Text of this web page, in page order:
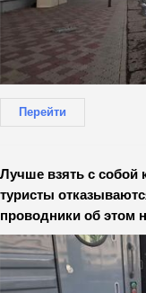
Перейти
Лучше взять с собой
туристы
проводники об этом